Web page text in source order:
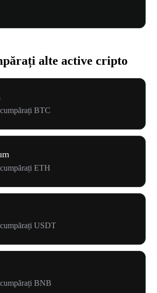
alte active cripto
BTC
ETH
USDT
BNB